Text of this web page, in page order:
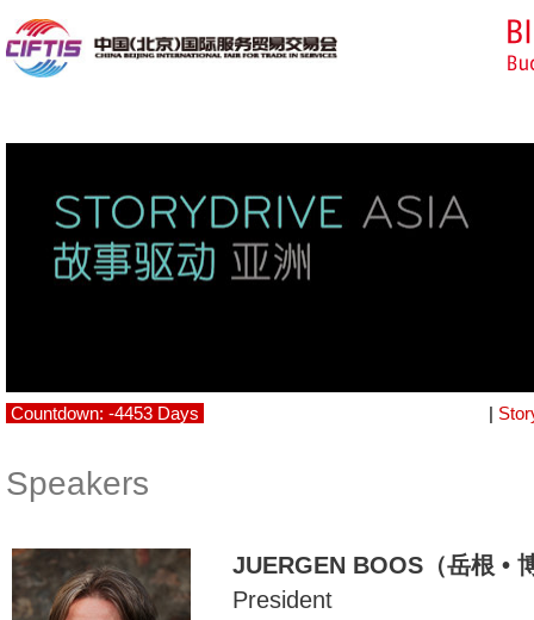
Countdown: -4453 Days |
Speakers
JUERGEN BOOS（岳根 •
President